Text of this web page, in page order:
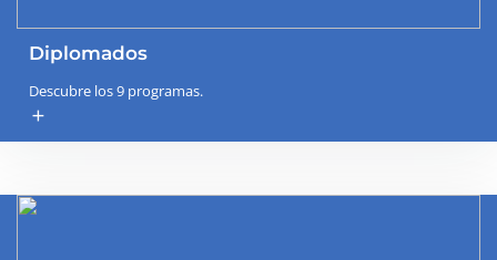
Diplomados
Descubre los 9 programas.
add